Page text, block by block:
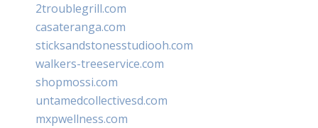
2troublegrill.com
casateranga.com
sticksandstonesstudiooh.com
walkers-treeservice.com
shopmossi.com
untamedcollectivesd.com
mxpwellness.com